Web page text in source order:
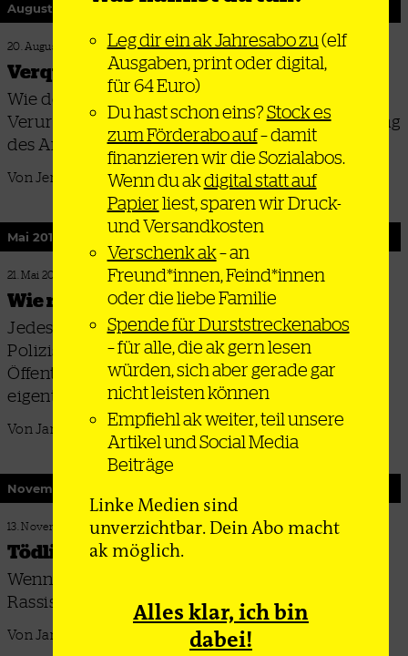
August 2019
20. August 2019
Verquere Fronten
Wie der Bundestag mit der pauschalen
Verurteilung der BDS-Bewegung der Bekämpfung
des Antisemitismus mehr schadet als nützt
Von Jens Renner
Mai 2019
21. Mai 2019
Wie rechtsradikal ist die Polizei?
Jedesmal, wenn rassistische Aktivitäten von
Polizist*innen bekannt werden, ist die
Öffentlichkeit aufs Neue überrascht – warum
eigentlich?
Von Jan Ole Arps, Hannah Schultes und Bahar Sheikh
November 2018
13. November 2018
Tödliche Institutionen
Wenn Geflüchtete sterben, spielt struktureller
Rassismus oft eine Rolle – ein Skandal bleibt aus
Von Jan Ole Arps, Hannah Schultes und Bahar Sheikh
Leg dir ein ak Jahresabo zu(elf
Ausgaben, print oder digital,
für 64 Euro)
Du hast schon eins?Stock es
zum Förderabo auf– damit
finanzieren wir die Sozialabos.
Wenn du akdigital statt auf
Papierliest, sparen wir Druck-
und Versandkosten
Verschenk ak– an
Freund*innen, Feind*innen
oder die liebe Familie
Spende für Durststreckenabos
– für alle, die ak gern lesen
würden, sich aber gerade gar
nicht leisten können
Empfiehl ak weiter, teil unsere
Artikel und Social Media
Beiträge
Linke Medien sind
unverzichtbar. Dein Abo macht
ak möglich.
Alles klar, ich bin
dabei!